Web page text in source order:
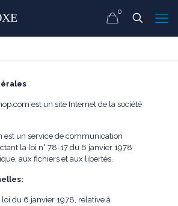
0
est un site Internet de la société
est un service de communication
la loi n° 78-17 du 6 janvier 1978
aux fichiers et aux libertés.
du 6 janvier 1978, relative à